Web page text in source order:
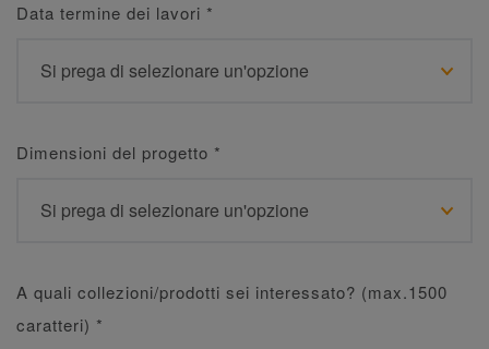
Data termine dei lavori *
Dimensioni del progetto *
A quali collezioni/prodotti sei interessato? (max.1500
caratteri) *